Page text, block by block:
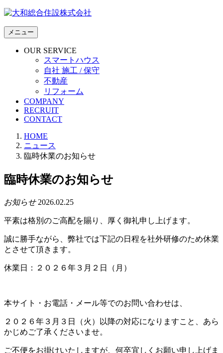
メニュー
OUR SERVICE
スマートハウス
自社 施工 / 保守
不動産
リフォーム
COMPANY
RECRUIT
CONTACT
HOME
ニュース
臨時休業のお知らせ
臨時休業のお知らせ
お知らせ 2026.02.25
平素は格別のご高配を賜り、厚く御礼申し上げます。
誠に勝手ながら、弊社では下記の日程を社外研修のため休業
とさせて頂きます。
休業日：２０２６年３月２日（月）
本サイト・お電話・メール等でのお問い合わせは、
２０２６年３月３日（火）以降の対応になりますこと、あら
かじめご了承くださいませ。
ご不便をお掛けいたしますが、何卒宜しくお願い申し上げま